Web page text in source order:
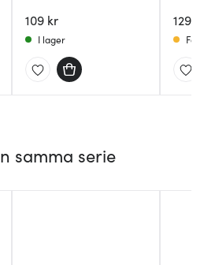
109 kr
I lager
129
Få
samma serie